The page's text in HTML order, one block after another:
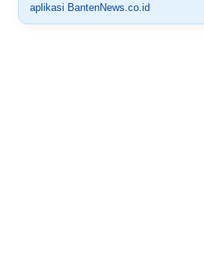
aplikasi BantenNews.co.id